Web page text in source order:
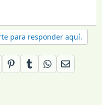
para responder aquí.